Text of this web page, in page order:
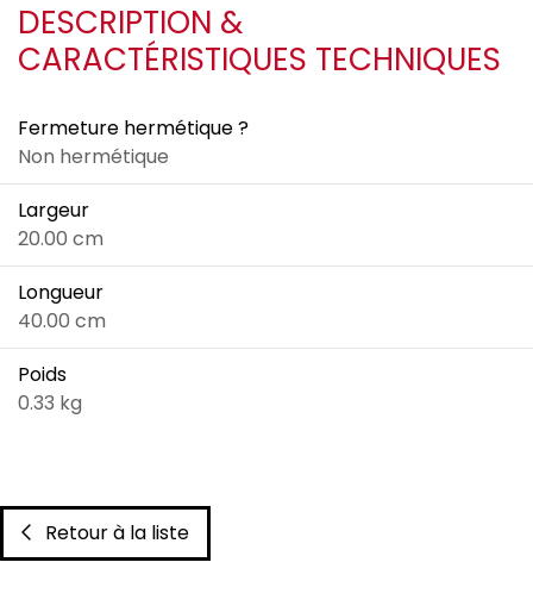
DESCRIPTION &
CARACTÉRISTIQUES TECHNIQUES
Fermeture hermétique ?
Non hermétique
Largeur
20.00 cm
Longueur
40.00 cm
Poids
0.33 kg
Retour à la liste